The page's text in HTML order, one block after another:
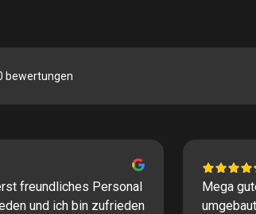
bewertungen
freundliches Personal
und ich bin zufrieden
Mega